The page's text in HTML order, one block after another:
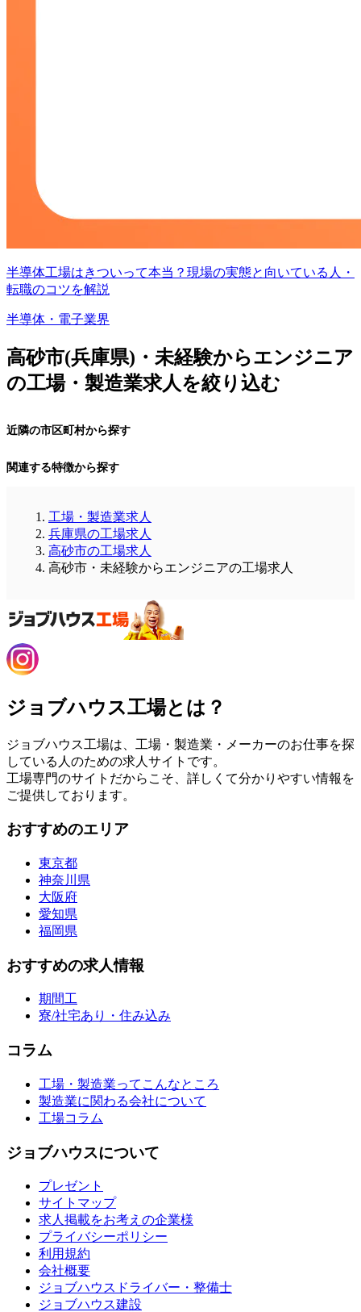
半導体工場はきついって本当？現場の実態と向いている人・
転職のコツを解説
半導体・電子業界
高砂市(兵庫県)・未経験からエンジニア
の工場・製造業求人を絞り込む
近隣の市区町村から探す
関連する特徴から探す
工場・製造業求人
兵庫県の工場求人
高砂市の工場求人
高砂市・未経験からエンジニアの工場求人
ジョブハウス工場とは？
ジョブハウス工場は、工場・製造業・メーカーのお仕事を探
している人のための求人サイトです。
工場専門のサイトだからこそ、詳しくて分かりやすい情報を
ご提供しております。
おすすめのエリア
東京都
神奈川県
大阪府
愛知県
福岡県
おすすめの求人情報
期間工
寮/社宅あり・住み込み
コラム
工場・製造業ってこんなところ
製造業に関わる会社について
工場コラム
ジョブハウスについて
プレゼント
サイトマップ
求人掲載をお考えの企業様
プライバシーポリシー
利用規約
会社概要
ジョブハウスドライバー・整備士
ジョブハウス建設